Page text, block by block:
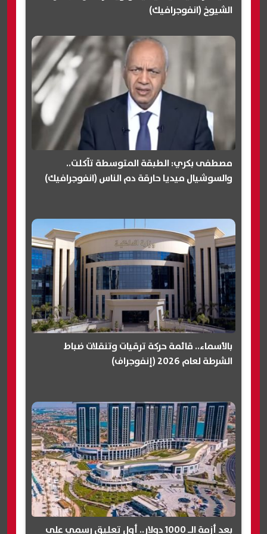
الشيوخ (انفوجرافيك)
مصطفى بكري: الطبقة المتوسطة تآكلت..
والسوشيال ميديا حارقة دم الناس (انفوجرافيك)
بالأسماء.. قائمة حركة ترقيات وتنقلات ضباط
الشرطة لعام 2026 (إنفوجراف)
بعد أزمة الـ 1000 دولار.. أول تعليق رسمي على